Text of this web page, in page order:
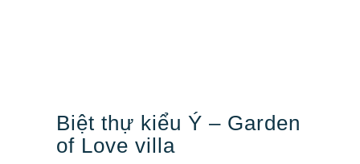
Biệt thự kiểu Ý – Garden
of Love villa